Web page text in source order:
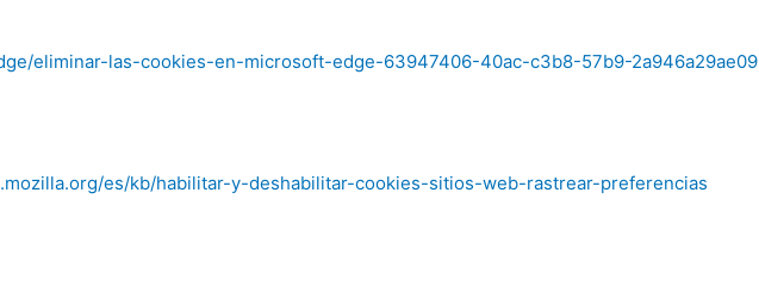
eliminar-las-cookies-en-microsoft-edge-63947406-40ac-c3b8-57b9-2a946a29ae09
es/kb/habilitar-y-deshabilitar-cookies-sitios-web-rastrear-preferencias